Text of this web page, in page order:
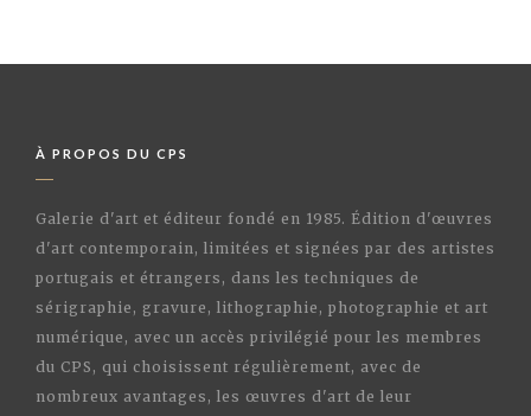
À PROPOS DU CPS
Galerie d'art et éditeur fondé en 1985. Édition d'œuvres
d'art contemporain, limitées et signées par des artistes
portugais et étrangers, dans les techniques de
sérigraphie, gravure, lithographie, photographie et art
numérique, avec un accès privilégié pour les membres
du CPS, qui choisissent régulièrement, avec de
nombreux avantages, les œuvres d'art de leur